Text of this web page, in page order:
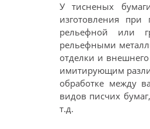
У тисненых
изготовления
рельефной или
рельефными
отделки и
имитирующим
обработке между
видов писчих
т.д.